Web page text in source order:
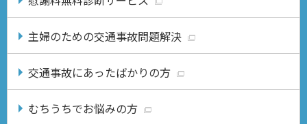
主婦のための交通事故問題解決
交通事故にあったばかりの方
むちうちでお悩みの方